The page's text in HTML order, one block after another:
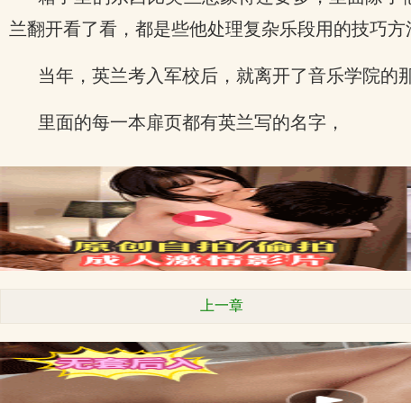
兰翻开看了看，都是些他处理复杂乐段用的技巧方
当年，英兰考入军校后，就离开了音乐学院的
里面的每一本扉页都有英兰写的名字，
上一章